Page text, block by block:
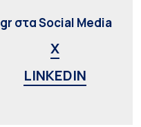
στα Social Media
X
LINKEDIN